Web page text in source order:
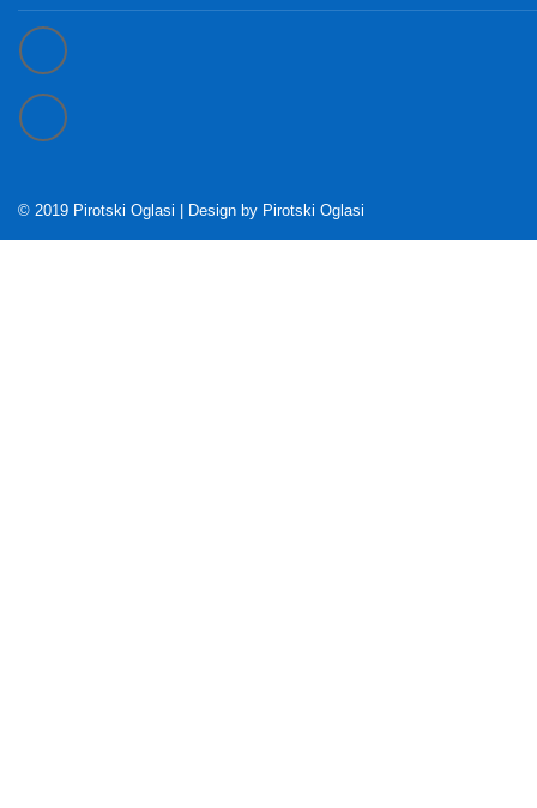
© 2019 Pirotski Oglasi | Design by Pirotski Oglasi